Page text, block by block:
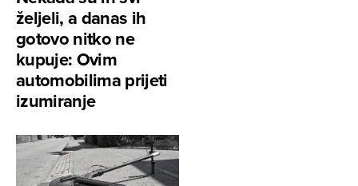
željeli, a danas ih
gotovo nitko ne
kupuje: Ovim
automobilima prijeti
izumiranje